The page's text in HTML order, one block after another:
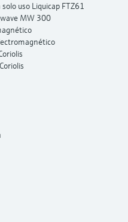
uso Liquicap FTZ61
MW 300
Proline Prosonic Flow P 500
por dispersión térmica